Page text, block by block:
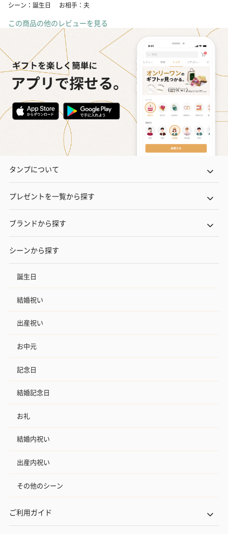
シーン：誕生日
お相手：夫
この商品の他のレビューを見る
タンプについて
プレゼントを一覧から探す
ブランドから探す
シーンから探す
誕生日
結婚祝い
出産祝い
お中元
記念日
結婚記念日
お礼
結婚内祝い
出産内祝い
その他のシーン
ご利用ガイド